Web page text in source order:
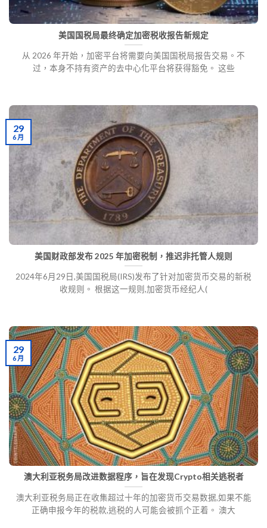
美国国税局最终确定加密税收报告新规定
从 2026 年开始，加密平台将需要向美国国税局报告交易。不
过，本身不持有资产的去中心化平台将获得豁免。 这些
美国财政部发布 2025 年加密税制，推迟非托管人规则
2024年6月29日,美国国税局(IRS)发布了针对加密货币交易的新税
收规则。 根据这一规则,加密货币经纪人(
29
6 月
澳大利亚税务局改进数据程序，旨在发现Crypto相关逃税者
澳大利亚税务局正在收集超过十年的加密货币交易数据,如果不能
正确申报今年的税款,逃税的人可能会被抓个正着。 澳大
29
6 月